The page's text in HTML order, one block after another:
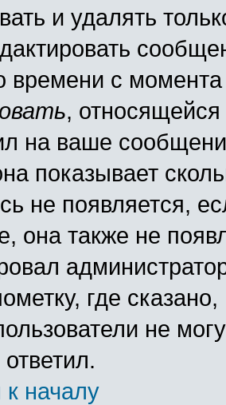
и удалять
времени с
,
на ваше
показывает
не появляется,
она также не
где
не
к началу